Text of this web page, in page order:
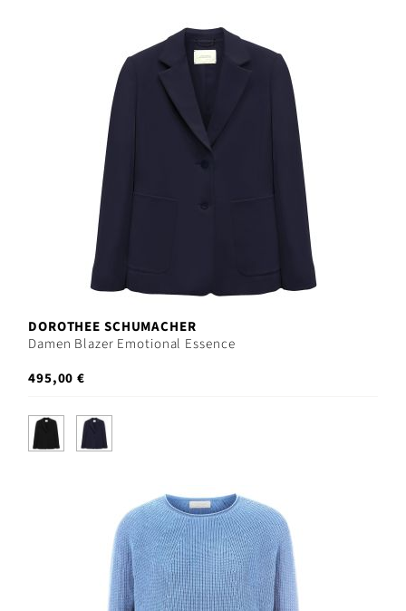
DOROTHEE SCHUMACHER
Damen Blazer Emotional Essence
495,00 €